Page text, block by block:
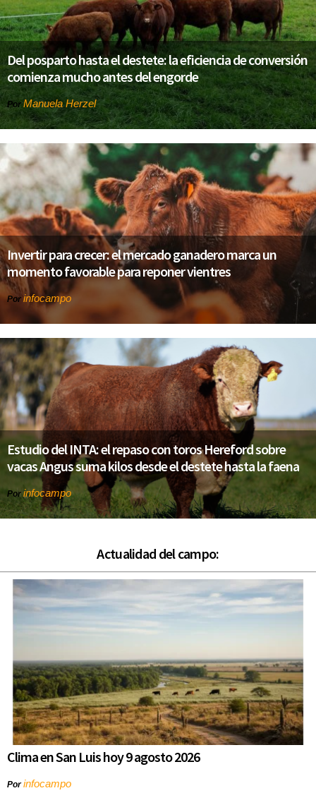
Del posparto hasta el destete: la eficiencia de conversión
comienza mucho antes del engorde
Por Manuela Herzel
Invertir para crecer: el mercado ganadero marca un
momento favorable para reponer vientres
Por infocampo
Estudio del INTA: el repaso con toros Hereford sobre
vacas Angus suma kilos desde el destete hasta la faena
Por infocampo
Actualidad del campo:
Clima en San Luis hoy 9 agosto 2026
Porinfocampo